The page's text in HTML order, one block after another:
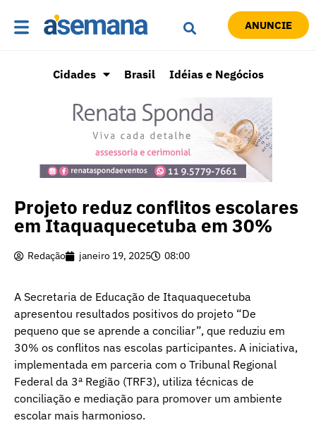
ANUNCIE
Cidades Brasil Idéias e Negócios
Projeto reduz conflitos escolares
em Itaquaquecetuba em 30%
Redação janeiro 19, 2025 08:00
A Secretaria de Educação de Itaquaquecetuba
apresentou resultados positivos do projeto “De
pequeno que se aprende a conciliar”, que reduziu em
30% os conflitos nas escolas participantes. A iniciativa,
implementada em parceria com o Tribunal Regional
Federal da 3ª Região (TRF3), utiliza técnicas de
conciliação e mediação para promover um ambiente
escolar mais harmonioso.